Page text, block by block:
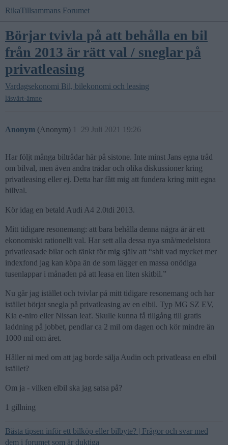
RikaTillsammans Forumet
Börjar tvivla på att behålla en bil
från 2013 är rätt val / sneglar på
privatleasing
Vardagsekonomi Bil, bilekonomi och leasing
läsvärt-ämne
Anonym (Anonym) 29 Juli 2021 19:26
1
Har följt många biltrådar här på sistone. Inte minst Jans egna tråd
om bilval, men även andra trådar och olika diskussioner kring
privatleasing eller ej. Detta har fått mig att fundera kring mitt egna
billval.
Kör idag en betald Audi A4 2.0tdi 2013.
Mitt tidigare resonemang: att bara behålla denna några år är ett
ekonomiskt rationellt val. Har sett alla dessa nya små/medelstora
privatleasade bilar och tänkt för mig själv att “shit vad mycket mer
indexfond jag kan köpa än de som lägger en massa onödiga
tusenlappar i månaden på att leasa en liten skitbil.”
Nu går jag istället och tvivlar på mitt tidigare resonemang och har
istället börjat snegla på privatleasing av en elbil. Typ MG SZ EV,
Kia e-niro eller Nissan leaf. Skulle kunna få tillgång till gratis
laddning på jobbet, pendlar ca 2 mil om dagen och kör mindre än
1000 mil om året.
Håller ni med om att jag borde sälja Audin och privatleasa en elbil
istället?
Om ja - vilken elbil ska jag satsa på?
1 gillning
Bästa tipsen inför ett bilköp eller bilbyte? | Frågor och svar med
dem i forumet som är duktiga